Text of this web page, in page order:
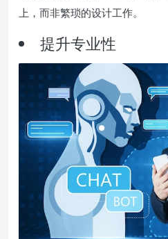
上，而非繁琐的设计工作。
提升专业性